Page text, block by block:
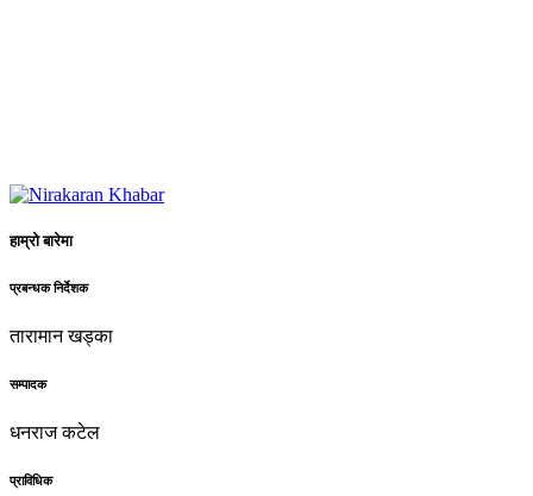
हाम्रो बारेमा
प्रबन्धक निर्देशक
तारामान खड्का
सम्पादक
धनराज कटेल
प्राविधिक